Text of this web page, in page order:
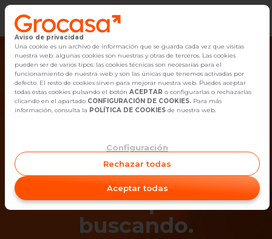
Vender
Buscar Inmuebles
Alquiler
Empleo
Oficinas
Contacto
¡Ups! Ya no está
disponible el
inmueble que estás
buscando.
Aviso de privacidad
Una cookie es un archivo de información que se guarda cada vez que visitas
nuestra web: algunas cookies son nuestras y otras de terceros. Las cookies
pueden ser de varios tipos: las cookies técnicas son necesarias para el
funcionamiento de nuestra web y son las únicas que tenemos activadas por
defecto. El resto de cookies sirven para mejorar nuestra web. Puedes aceptar
todas estas cookies pulsando el botón ACEPTAR o configurarlas o rechazarlas
clicando en el apartado CONFIGURACIÓN DE COOKIES. Para más
información, consulta la POLÍTICA DE COOKIES de nuestra web.
Configuración
Rechazar todas
Aceptar todas